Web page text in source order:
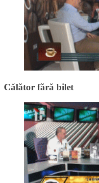
Călător fără bilet